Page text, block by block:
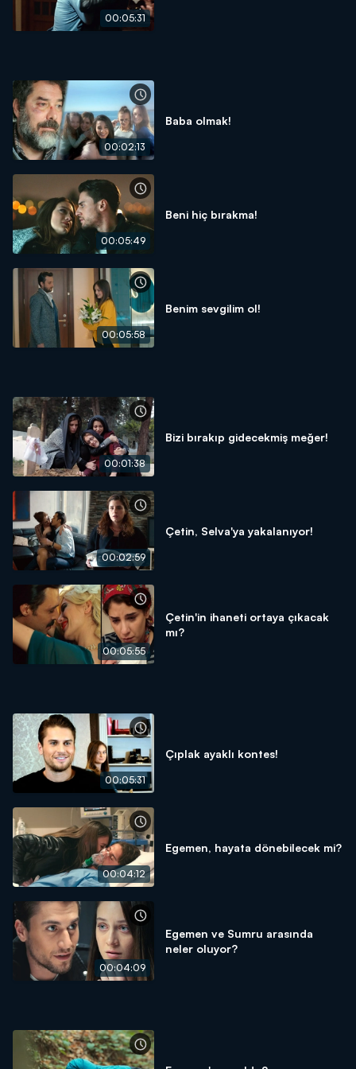
00:05:31
00:02:13
Baba olmak!
00:05:49
Beni hiç bırakma!
00:05:58
Benim sevgilim ol!
00:01:38
Bizi bırakıp gidecekmiş meğer!
00:02:59
Çetin, Selva'ya yakalanıyor!
00:05:55
Çetin'in ihaneti ortaya çıkacak
mı?
00:05:31
Çıplak ayaklı kontes!
00:04:12
Egemen, hayata dönebilecek mi?
00:04:09
Egemen ve Sumru arasında
neler oluyor?